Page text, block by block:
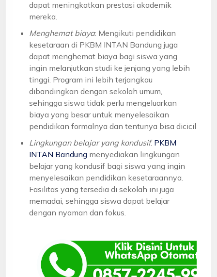
dapat meningkatkan prestasi akademik
mereka.
Menghemat biaya: Mengikuti pendidikan
kesetaraan di PKBM INTAN Bandung juga
dapat menghemat biaya bagi siswa yang
ingin melanjutkan studi ke jenjang yang lebih
tinggi. Program ini lebih terjangkau
dibandingkan dengan sekolah umum,
sehingga siswa tidak perlu mengeluarkan
biaya yang besar untuk menyelesaikan
pendidikan formalnya dan tentunya bisa dicicil
Lingkungan belajar yang kondusif: PKBM
INTAN Bandung menyediakan lingkungan
belajar yang kondusif bagi siswa yang ingin
menyelesaikan pendidikan kesetaraannya.
Fasilitas yang tersedia di sekolah ini juga
memadai, sehingga siswa dapat belajar
dengan nyaman dan fokus.